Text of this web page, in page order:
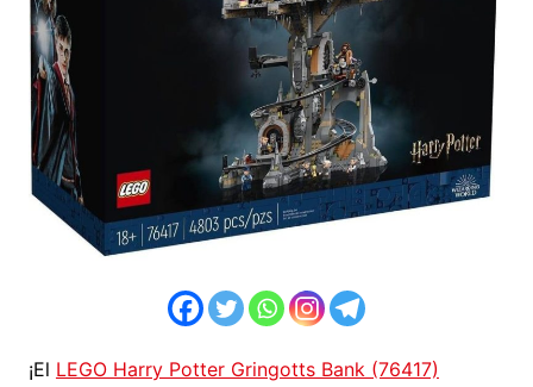
¡El LEGO Harry Potter Gringotts Bank (76417)